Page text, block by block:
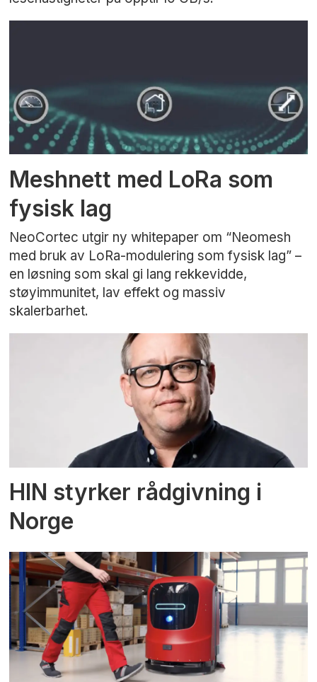
Meshnett med LoRa som
fysisk lag
NeoCortec utgir ny whitepaper om “Neomesh
med bruk av LoRa-modulering som fysisk lag” –
en løsning som skal gi lang rekkevidde,
støyimmunitet, lav effekt og massiv
skalerbarhet.
HIN styrker rådgivning i
Norge